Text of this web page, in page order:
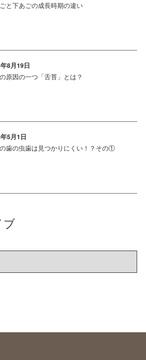
と下あごの成長時期の違い
8月19日
原因の一つ「舌苔」とは？
5月1日
歯の虫歯は見つかりにくい！？その①
ブ